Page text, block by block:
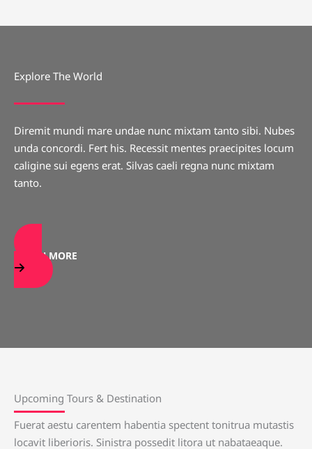
Explore The World
Diremit mundi mare undae nunc mixtam tanto sibi. Nubes
unda concordi. Fert his. Recessit mentes praecipites locum
caligine sui egens erat. Silvas caeli regna nunc mixtam
tanto.
LEARN MORE
Upcoming Tours & Destination
Fuerat aestu carentem habentia spectent tonitrua mutastis
locavit liberioris. Sinistra possedit litora ut nabataeaque.